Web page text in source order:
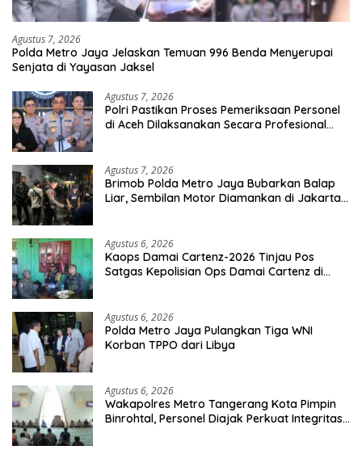
Agustus 7, 2026
Polda Metro Jaya Jelaskan Temuan 996 Benda Menyerupai
Senjata di Yayasan Jaksel
Agustus 7, 2026
Polri Pastikan Proses Pemeriksaan Personel
di Aceh Dilaksanakan Secara Profesional
Agustus 7, 2026
Brimob Polda Metro Jaya Bubarkan Balap
Liar, Sembilan Motor Diamankan di Jakarta
Agustus 6, 2026
Kaops Damai Cartenz-2026 Tinjau Pos
Satgas Kepolisian Ops Damai Cartenz di
Agustus 6, 2026
Polda Metro Jaya Pulangkan Tiga WNI
Korban TPPO dari Libya
Agustus 6, 2026
Wakapolres Metro Tangerang Kota Pimpin
Binrohtal, Personel Diajak Perkuat Integritas